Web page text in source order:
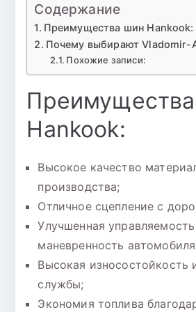
Содержание
Преимущества шин Hankook:
Почему выбирают Vladomir-
Похожие записи:
Hankook:
Высокое качество
производства;
Отличное сцепление с
Улучшенная
маневренность
Высокая износостойкость
службы;
Экономия топлива